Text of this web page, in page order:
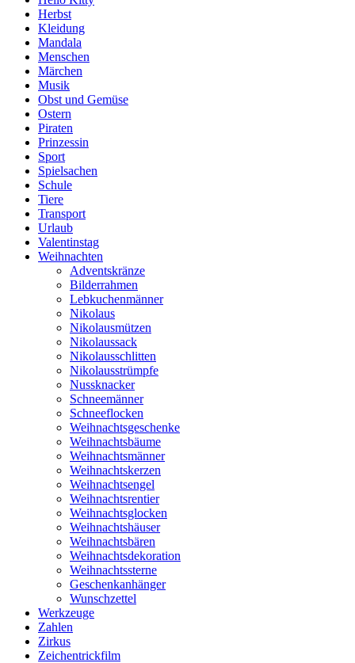
Herbst
Kleidung
Mandala
Menschen
Märchen
Musik
Obst und Gemüse
Ostern
Piraten
Prinzessin
Sport
Spielsachen
Schule
Tiere
Transport
Urlaub
Valentinstag
Weihnachten
Adventskränze
Bilderrahmen
Lebkuchenmänner
Nikolaus
Nikolausmützen
Nikolaussack
Nikolausschlitten
Nikolausstrümpfe
Nussknacker
Schneemänner
Schneeflocken
Weihnachtsgeschenke
Weihnachtsbäume
Weihnachtsmänner
Weihnachtskerzen
Weihnachtsengel
Weihnachtsrentier
Weihnachtsglocken
Weihnachtshäuser
Weihnachtsbären
Weihnachtsdekoration
Weihnachtssterne
Geschenkanhänger
Wunschzettel
Werkzeuge
Zahlen
Zirkus
Zeichentrickfilm